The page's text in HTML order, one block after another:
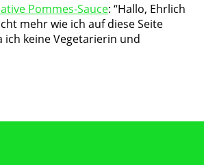
Pommes-Sauce: “Hallo, Ehrlich
mehr wie ich auf diese Seite
ich keine Vegetarierin und